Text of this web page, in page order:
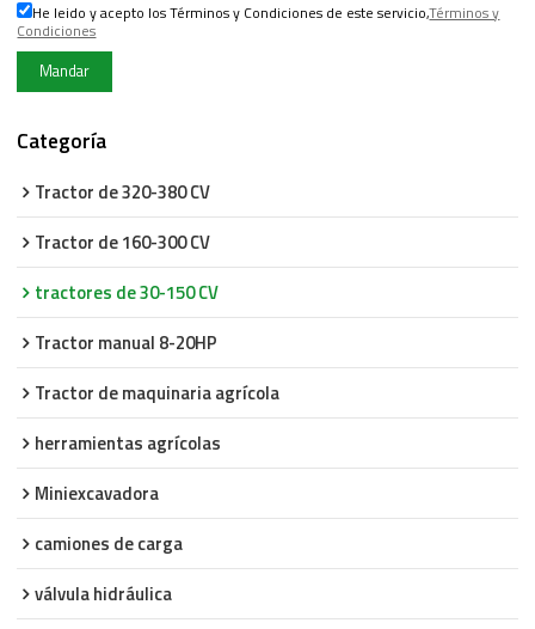
He leido y acepto los Términos y Condiciones de este servicio,Términos y
Condiciones
Mandar
Categoría
Tractor de 320-380 CV
Tractor de 160-300 CV
tractores de 30-150 CV
Tractor manual 8-20HP
Tractor de maquinaria agrícola
herramientas agrícolas
Miniexcavadora
camiones de carga
válvula hidráulica